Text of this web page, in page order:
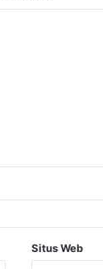
Situs Web